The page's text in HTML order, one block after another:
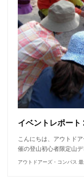
こんにちは、アウトド
催の登山初心者限定山
アウトドアーズ・コンパス